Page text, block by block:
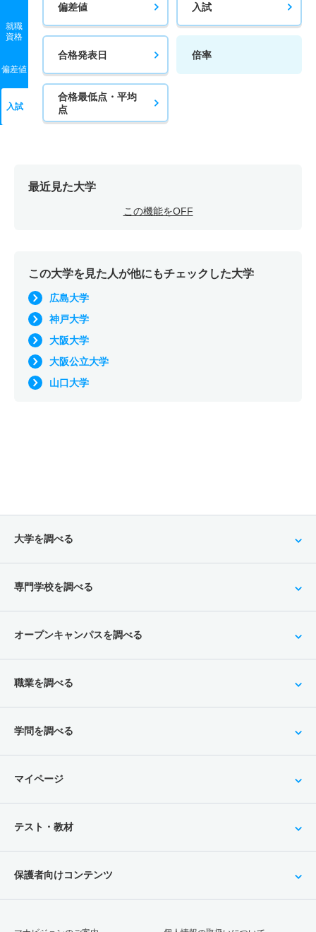
就職
資格
偏差値
入試
偏差値 入試
合格発表日 倍率
合格最低点・平均
点
最近見た大学
この機能をOFF
この大学を見た人が他にもチェックした大学
広島大学
神戸大学
大阪大学
大阪公立大学
山口大学
大学を調べる
専門学校を調べる
オープンキャンパスを調べる
職業を調べる
学問を調べる
マイページ
テスト・教材
保護者向けコンテンツ